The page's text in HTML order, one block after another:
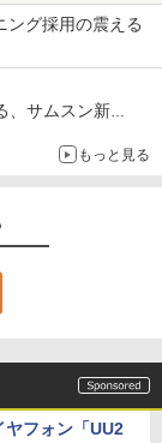
ング採用の震える
、サムスン新
もっと見る
ヤフォン「UU2